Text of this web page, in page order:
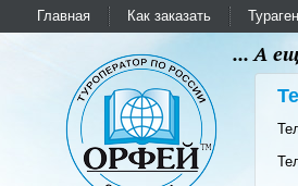
Главная Как заказать
... А